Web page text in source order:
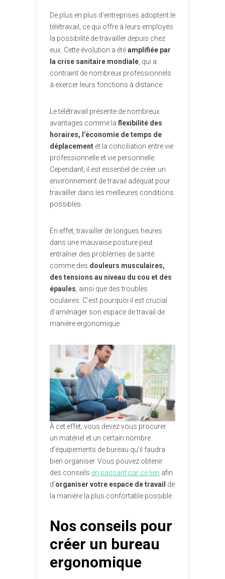
De plus en plus d’entreprises adoptent le
télétravail, ce qui offre à leurs employés
la possibilité de travailler depuis chez
eux. Cette évolution a étéamplifiée par
la crise sanitaire mondiale, qui a
contraint de nombreux professionnels
à exercer leurs fonctions à distance.
Le télétravail présente de nombreux
avantages comme la flexibilité des
horaires, l’économie de temps de
déplacement et la conciliation entre vie
professionnelle et vie personnelle.
Cependant, il est essentiel de créer un
environnement de travail adéquat pour
travailler dans les meilleures conditions
possibles.
En effet, travailler de longues heures
dans une mauvaise posture peut
entraîner des problèmes de santé
comme des douleurs musculaires,
des tensions au niveau du cou et des
épaules, ainsi que des troubles
oculaires. C’est pourquoi il est crucial
d’aménager son espace de travail de
manière ergonomique.
À cet effet, vous devez vous procurer
un matériel et un certain nombre
d’équipements de bureau qu’il faudra
bien organiser. Vous pouvez obtenir
des conseils en passant par ce lien afin
d’organiser votre espace de travail de
la manière la plus confortable possible.
Nos conseils pour
créer un bureau
ergonomique